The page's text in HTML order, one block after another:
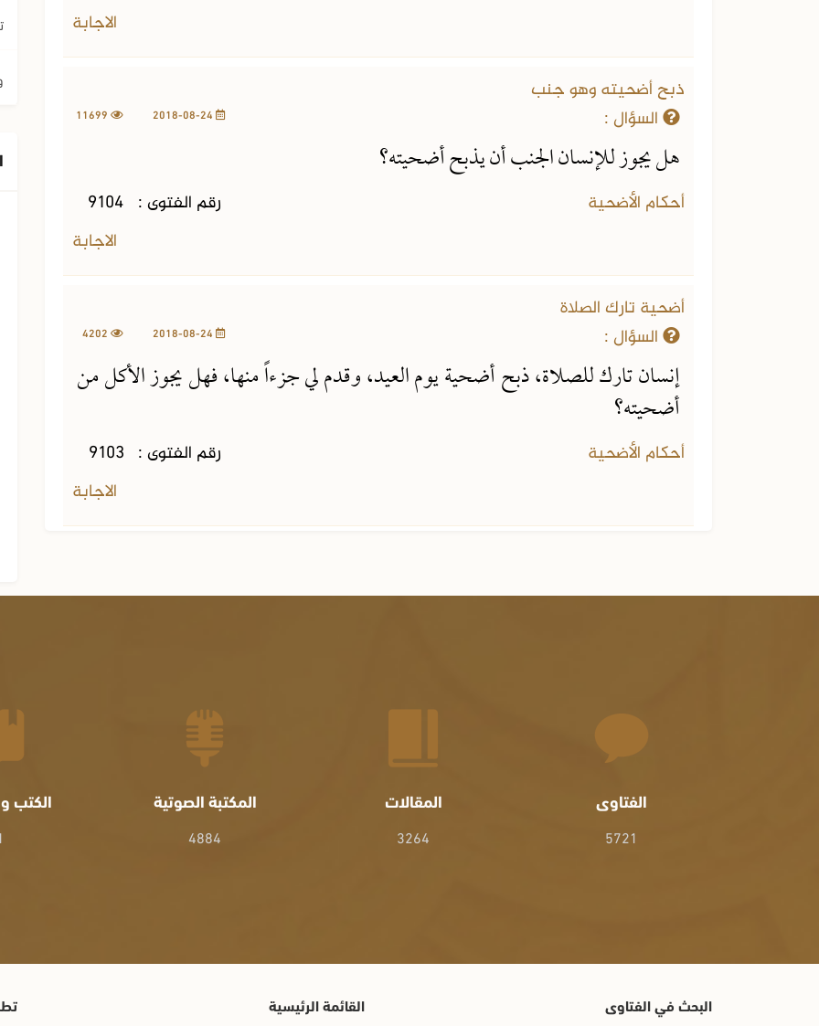
الاجابة
ذبح أضحيته وهو جنب
السؤال :
هل يجوز للإنسان الجنب أن يذبح أضحيته؟
أحكام الأضحية رقم الفتوى : 9104
الاجابة
أضحية تارك الصلاة
السؤال :
إنسان تارك للصلاة، ذبح أضحية يوم العيد، وقدم لي جزءاً منها، فهل يجوز الأكل من
أضحيته؟
أحكام الأضحية رقم الفتوى : 9103
الاجابة
الجزء السادس عشر من الفتاوى الجزء السابع عشر من الفتاوى
الفتاوى
5721
المقالات
3264
المكتبة الصوتية
4884
الكتب
البحث في الفتاوى القائمة الرئيسية